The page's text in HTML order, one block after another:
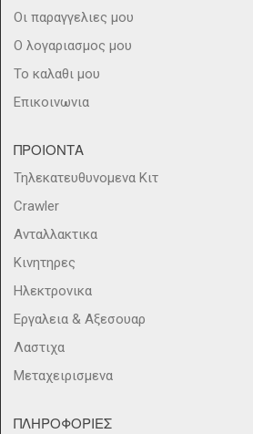
Οι παραγγελιες μου
Ο λογαριασμος μου
Το καλαθι μου
Επικοινωνια
ΠΡΟΙΟΝΤΑ
Τηλεκατευθυνομενα Κιτ
Crawler
Ανταλλακτικα
Κινητηρες
Ηλεκτρονικα
Εργαλεια & Αξεσουαρ
Λαστιχα
Μεταχειρισμενα
ΠΛΗΡΟΦΟΡΙΕΣ